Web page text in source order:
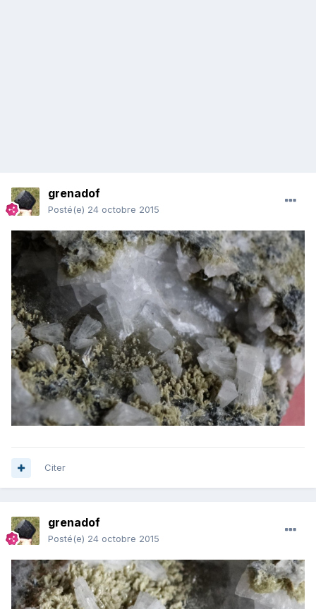
grenadof
Posté(e) 24 octobre 2015
Citer
grenadof
Posté(e) 24 octobre 2015